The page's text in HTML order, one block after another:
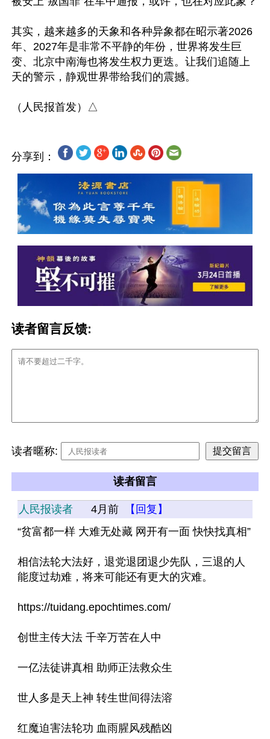
其实，越来越多的天象和各种异象都在昭示著2026
年、2027年是非常不平静的年份，世界将发生巨
变、北京中南海也将发生权力更迭。让我们追随上
天的警示，静观世界带给我们的震撼。
分享到：
读者留言反馈:
读者暱称:
读者留言
人民报读者 4月前
【回复】
“贫富都一样 大难无处藏 网开有一面 快快找真相”
相信法轮大法好，退党退团退少先队，三退的人
能度过劫难，将来可能还有更大的灾难。
https://tuidang.epochtimes.com/
创世主传大法 千辛万苦在人中
一亿法徒讲真相 助师正法救众生
世人多是天上神 转生世间得法溶
红魔迫害法轮功 血雨腥风残酷凶